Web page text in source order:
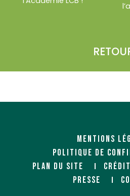
MENTIONS
POLITIQUE DE
PLAN DU SITE
PRESSE